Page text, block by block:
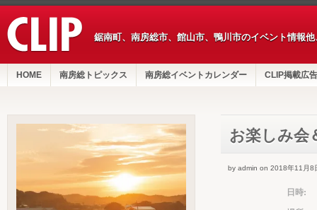
鋸南町、南房総市、館山市、鴨川市のイベント情報
HOME 南房総トピックス 南房総イベントカレンダー CLIP掲載広告
お楽しみ会
by admin on 2018年11月8
日時: